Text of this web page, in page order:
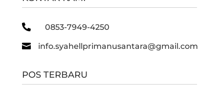
 0853-7949-4250
 info.syahellprimanusantara@gmail.com
POS TERBARU